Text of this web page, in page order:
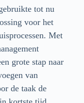
tot nu
voor het
Met
grote stap naar
van
de taak de